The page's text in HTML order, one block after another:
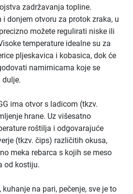
zadržavanja topline.
donjem otvoru za protok zraka, u
možete regulirati niske ili
temperature idealne su za
pljeskavica i kobasica, dok će
namirnicama koje se
dulje.
ima otvor s ladicom (tkzv.
hrane. Uz višesatno
roštilja i odgovarajuće
(tkzv. čips) različitih okusa,
meka rebarca s kojih se meso
od kostiju.
na pari, pečenje, sve je to